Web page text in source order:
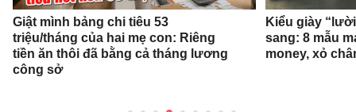
Giật mình bảng chi tiêu 53
triệu/tháng của hai mẹ con: Riêng
tiền ăn thôi đã bằng cả tháng lương
công sở
Kiểu giày
sang: 8 mẫu
money, xỏ